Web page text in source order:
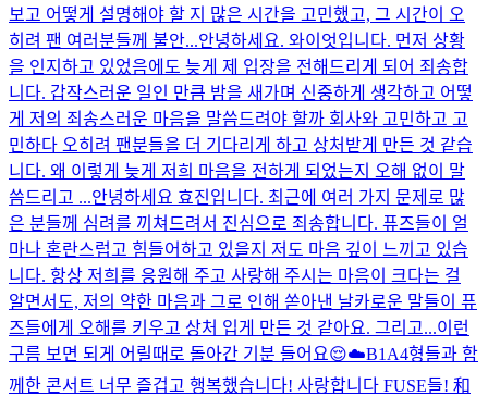
보고 어떻게 설명해야 할 지 많은 시간을 고민했고, 그 시간이 오
히려 팬 여러분들께 불안...안녕하세요. 와이엇입니다. 먼저 상황
을 인지하고 있었음에도 늦게 제 입장을 전해드리게 되어 죄송합
니다. 갑작스러운 일인 만큼 밤을 새가며 신중하게 생각하고 어떻
게 저의 죄송스러운 마음을 말씀드려야 할까 회사와 고민하고 고
민하다 오히려 팬분들을 더 기다리게 하고 상처받게 만든 것 같습
니다. 왜 이렇게 늦게 저희 마음을 전하게 되었는지 오해 없이 말
씀드리고 ...안녕하세요 효진입니다. 최근에 여러 가지 문제로 많
은 분들께 심려를 끼쳐드려서 진심으로 죄송합니다. 퓨즈들이 얼
마나 혼란스럽고 힘들어하고 있을지 저도 마음 깊이 느끼고 있습
니다. 항상 저희를 응원해 주고 사랑해 주시는 마음이 크다는 걸
알면서도, 저의 약한 마음과 그로 인해 쏟아낸 날카로운 말들이 퓨
즈들에게 오해를 키우고 상처 입게 만든 것 같아요. 그리고...이런
구름 보면 되게 어릴때로 돌아간 기분 들어요😌☁️B1A4형들과 함
께한 콘서트 너무 즐겁고 행복했습니다! 사랑합니다 FUSE들! 和